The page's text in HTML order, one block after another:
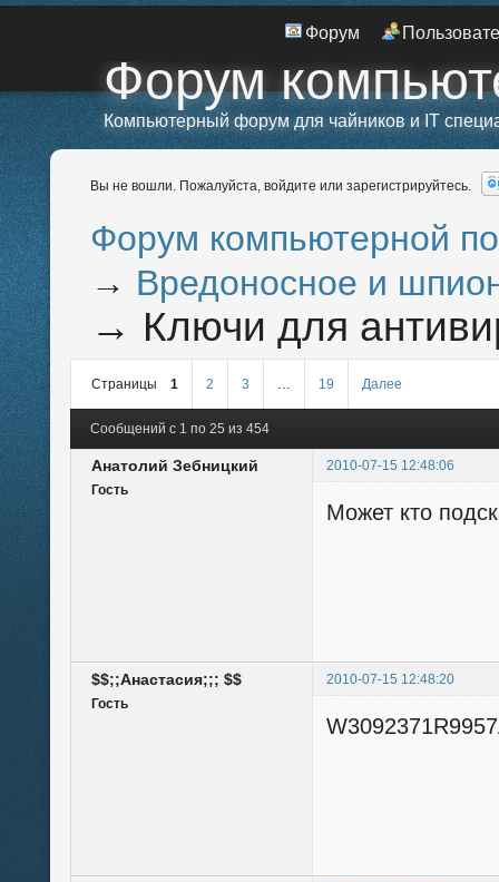
Форум
Форум
Компьютерный форум для чайников и IT
Вы не вошли. Пожалуйста, войдите или зарегистрируйтесь.
Форум компьютерной
→ Вредоносное и
→ Ключи для
Страницы 1 2 3 19 Далее
Сообщений с 1 по 25 из 454
Анатолий Зебницкий
2010-07-15 12:48:06
Гость
Может кто
$$;;Анастасия;;; $$
2010-07-15 12:48:20
Гость